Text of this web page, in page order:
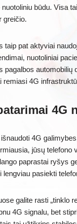
būdu. Visa
greičio.
taip pat aktyviai
nuotoliniai
pagalbos automobilių
remiasi 4G
4G
4G
jūsų telefono
paprastai ryšys
lengviau pasiekti
galite rasti „tinklo
4G signalu, bet